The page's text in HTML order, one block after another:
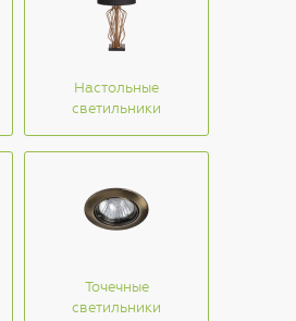
Настольные
светильники
Точечные
светильники